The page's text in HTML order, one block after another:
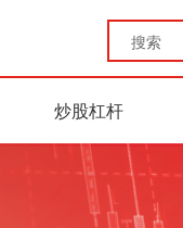
炒股杠杆